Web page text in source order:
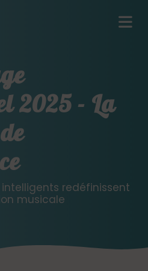
2025 - La
redéfinissent
musicale